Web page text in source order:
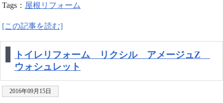
Tags： 屋根リフォーム
[この記事を読む]
トイレリフォーム リクシル アメージュZ
ウォシュレット
2016年09月15日